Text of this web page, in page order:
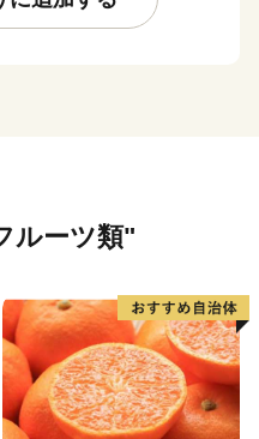
え、都市近郊型の農業が
して、形だけでなくその
ルーツ類"